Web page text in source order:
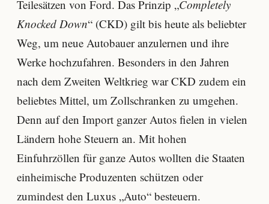
Teilesätzen von Ford. Das Prinzip „Completely
Knocked Down“ (CKD) gilt bis heute als beliebter
Weg, um neue Autobauer anzulernen und ihre
Werke hochzufahren. Besonders in den Jahren
nach dem Zweiten Weltkrieg war CKD zudem ein
beliebtes Mittel, um Zollschranken zu umgehen.
Denn auf den Import ganzer Autos fielen in vielen
Ländern hohe Steuern an. Mit hohen
Einfuhrzöllen für ganze Autos wollten die Staaten
einheimische Produzenten schützen oder
zumindest den Luxus „Auto“ besteuern.